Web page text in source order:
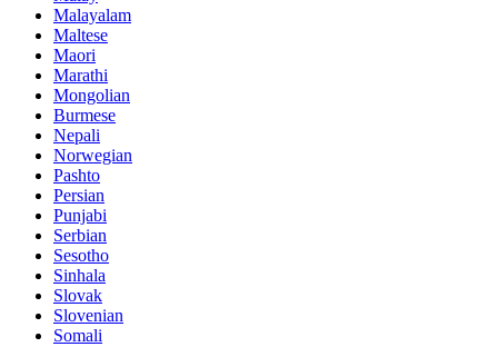
Malayalam
Maltese
Maori
Marathi
Mongolian
Burmese
Nepali
Norwegian
Pashto
Persian
Punjabi
Serbian
Sesotho
Sinhala
Slovak
Slovenian
Somali